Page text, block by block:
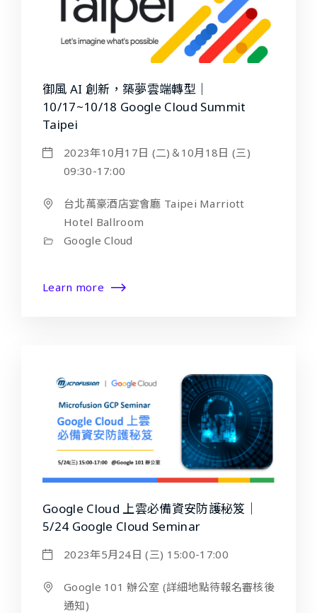
御風 AI 創新，築夢雲端轉型｜
10/17~10/18 Google Cloud Summit
Taipei
2023年10月17日 (二)＆10月18日 (三)
09:30-17:00
台北萬豪酒店宴會廳 Taipei Marriott
Hotel Ballroom
Google Cloud
Learn more
Google Cloud 上雲必備資安防護秘笈｜
5/24 Google Cloud Seminar
2023年5月24日 (三) 15:00-17:00
Google 101 辦公室 (詳細地點待報名審核後
通知)